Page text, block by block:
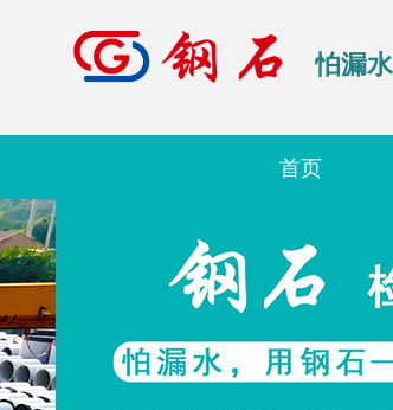
首页
怕漏